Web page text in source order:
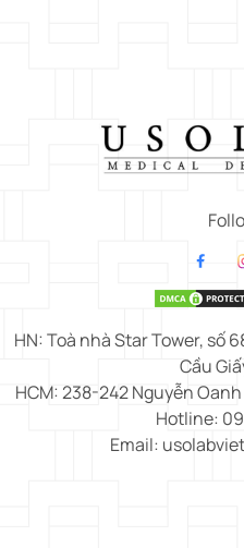
HN: Toà nhà Star Tower, số
Cầu
HCM: 238-242 Nguyễn Oanh
Hotline:
Email: